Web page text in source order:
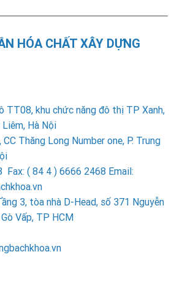
HÓA CHẤT XÂY DỰNG
TT08, khu chức năng đô thị TP Xanh,
Liêm, Hà Nội
Thăng Long Number one, P. Trung
Fax: ( 84 4 ) 6666 2468 Email:
3, tòa nhà D-Head, số 371 Nguyễn
Vấp, TP HCM